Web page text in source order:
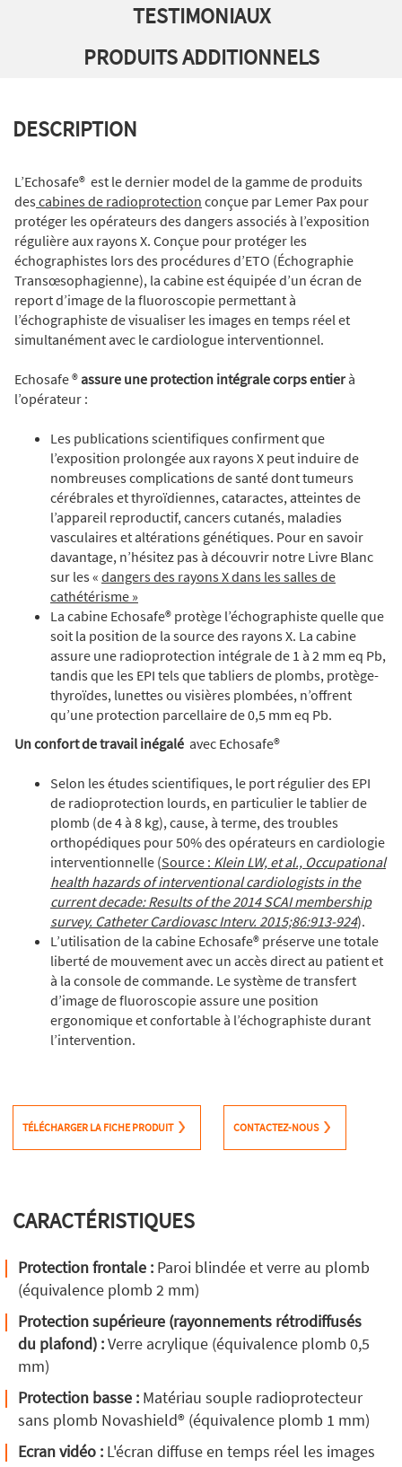
TESTIMONIAUX
PRODUITS ADDITIONNELS
DESCRIPTION
L’Echosafe® est le dernier model de la gamme de produits
descabines de radioprotection conçue par Lemer Pax pour
protéger les opérateurs des dangers associés à l’exposition
régulière aux rayons X. Conçue pour protéger les
échographistes lors des procédures d’ETO (Échographie
Transœsophagienne), la cabine est équipée d’un écran de
report d’image de la fluoroscopie permettant à
l’échographiste de visualiser les images en temps réel et
simultanément avec le cardiologue interventionnel.
Echosafe ®assure une protection intégrale corps entierà
l’opérateur :
Les publications scientifiques confirment que
l’exposition prolongée aux rayons X peut induire de
nombreuses complications de santé dont tumeurs
cérébrales et thyroïdiennes, cataractes, atteintes de
l’appareil reproductif, cancers cutanés, maladies
vasculaires et altérations génétiques. Pour en savoir
davantage, n’hésitez pas à découvrir notre Livre Blanc
sur les« dangers des rayons X dans les salles de
cathétérisme »
La cabine Echosafe® protège l’échographiste quelle que
soit la position de la source des rayons X. La cabine
assure une radioprotection intégrale de 1 à 2 mm eq Pb,
tandis que les EPI tels que tabliers de plombs, protège-
thyroïdes, lunettes ou visières plombées, n’offrent
qu’une protection parcellaire de 0,5 mm eq Pb.
Un confort de travail inégalé avec Echosafe®
Selon les études scientifiques, le port régulier des EPI
de radioprotection lourds, en particulier le tablier de
plomb (de 4 à 8 kg), cause, à terme, des troubles
orthopédiques pour 50% des opérateurs en cardiologie
interventionnelle (Source : Klein LW, et al., Occupational
health hazards of interventional cardiologists in the
current decade: Results of the 2014 SCAI membership
survey. Catheter Cardiovasc Interv. 2015;86:913-924).
L’utilisation de la cabine Echosafe® préserve une totale
liberté de mouvement avec un accès direct au patient et
à la console de commande. Le système de transfert
d’image de fluoroscopie assure une position
ergonomique et confortable à l’échographiste durant
l’intervention.
TÉLÉCHARGER LA FICHE PRODUIT CONTACTEZ-NOUS
CARACTÉRISTIQUES
Protection frontale : Paroi blindée et verre au plomb
(équivalence plomb 2 mm)
Protection supérieure (rayonnements rétrodiffusés
du plafond) :Verre acrylique (équivalence plomb 0,5
mm)
Protection basse : Matériau souple radioprotecteur
sans plomb Novashield® (équivalence plomb 1 mm)
Ecran vidéo : L'écran diffuse en temps réel les images